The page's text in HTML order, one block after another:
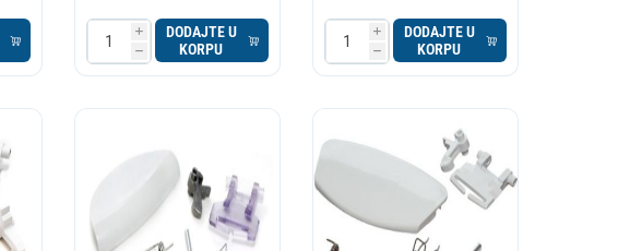
i
h
DODAJTE U
KORPU
i
h
DODAJTE U
KORPU